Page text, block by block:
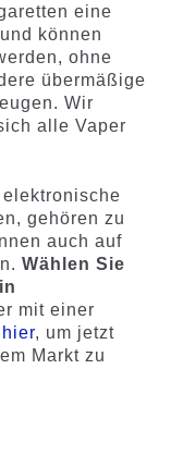
eine
und können
ohne
übermäßige
Wir
alle Vaper
gehören zu
auch auf
Wählen Sie
mit einer
, um jetzt
Markt zu